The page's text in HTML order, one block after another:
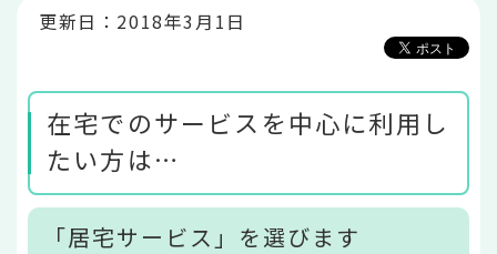
更新日：2018年3月1日
在宅でのサービスを中心に利用し
たい方は…
「居宅サービス」を選びます